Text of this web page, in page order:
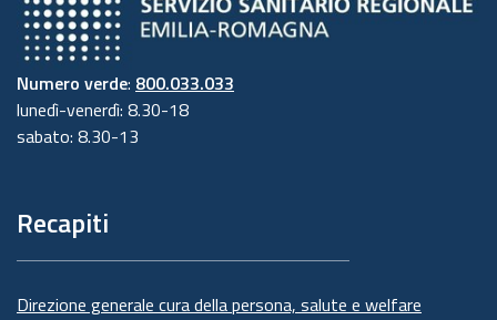
Numero verde: 800.033.033
lunedì-venerdì: 8.30-18
sabato: 8.30-13
Recapiti
Direzione generale cura della persona, salute e welfare